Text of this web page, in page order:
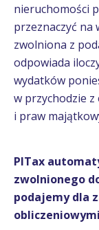
nieruchomości
przeznaczyć na
zwolniona z
odpowiada
wydatków
w przychodzie z
i praw
PITax
zwolnionego
podajemy dla